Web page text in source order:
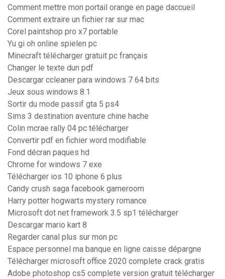
Comment mettre mon portail orange en page daccueil
Comment extraire un fichier rar sur mac
Corel paintshop pro x7 portable
Yu gi oh online spielen pc
Minecraft télécharger gratuit pc français
Changer le texte dun pdf
Descargar ccleaner para windows 7 64 bits
Jeux sous windows 8.1
Sortir du mode passif gta 5 ps4
Sims 3 destination aventure chine hache
Colin mcrae rally 04 pc télécharger
Convertir pdf en fichier word modifiable
Fond décran paques hd
Chrome for windows 7 exe
Télécharger ios 10 iphone 6 plus
Candy crush saga facebook gameroom
Harry potter hogwarts mystery romance
Microsoft dot net framework 3.5 sp1 télécharger
Descargar mario kart 8
Regarder canal plus sur mon pc
Espace personnel ma banque en ligne caisse dépargne
Télécharger microsoft office 2020 complete crack gratis
Adobe photoshop cs5 complete version gratuit télécharger